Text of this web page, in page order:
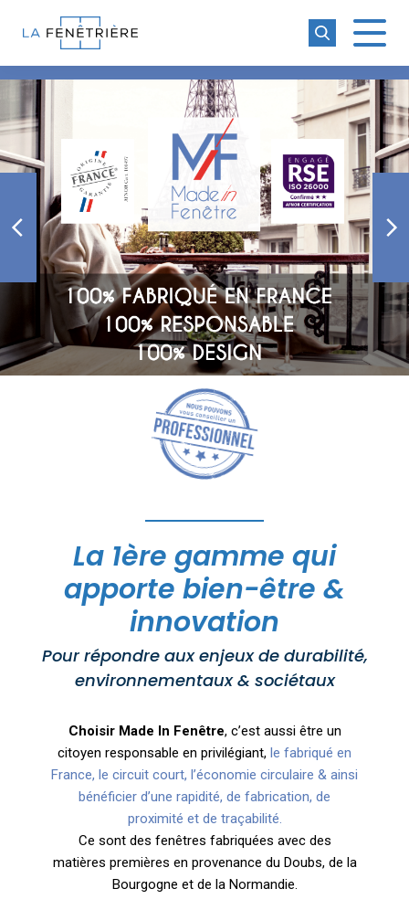
La Fenêtrière
La 1ère gamme qui
apporte bien-être &
innovation
Pour répondre aux enjeux de durabilité,
environnementaux & sociétaux
Choisir Made In Fenêtre, c’est aussi être un
citoyen responsable en privilégiant, le fabriqué en
France, le circuit court, l’économie circulaire & ainsi
bénéficier d’une rapidité, de fabrication, de
proximité et de traçabilité.
Ce sont des fenêtres fabriquées avec des
matières premières en provenance du Doubs, de la
Bourgogne et de la Normandie.